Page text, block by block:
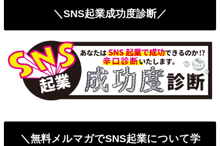
＼SNS起業成功度診断／
＼無料メルマガでSNS起業について学